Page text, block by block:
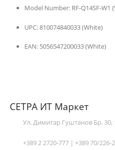
Model Number: RF-Q14SF-W1
UPC: 810074840033 (White)
EAN: 5056547200033 (White)
СЕТРА ИТ Маркет
Ул. Димитар Гуштанов Бр. 30,
+389 2 2720-777 | +389 70/226-